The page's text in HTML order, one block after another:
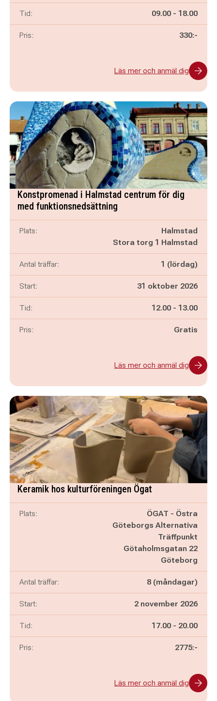
Tid: Pågår mellan
09.00 - och
18.00
Pris: 330:-
Läs mer och anmäl dig
Konstpromenad i Halmstad centrum för dig
med funktionsnedsättning
Plats:
Halmstad
Stora torg 1 Halmstad
Antal träffar: 1 (lördag)
Start: 31 oktober 2026
Tid: Pågår mellan
12.00 - och
13.00
Pris: Gratis
Läs mer och anmäl dig
Keramik hos kulturföreningen Ögat
Plats:
ÖGAT - Östra
Göteborgs Alternativa
Träffpunkt
Götaholmsgatan 22
Göteborg
Antal träffar: 8 (måndagar)
Start: 2 november 2026
Tid: Pågår mellan
17.00 - och
20.00
Pris: 2775:-
Läs mer och anmäl dig